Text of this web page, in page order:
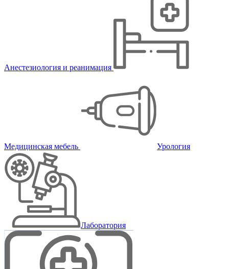
Анестезиология и реанимация
Медицинская мебель Урология
Лаборатория